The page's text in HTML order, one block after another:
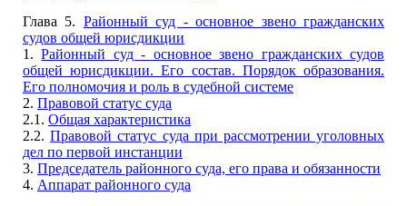
Глава 5. Районный суд - основное звено гражданских
судов общей юрисдикции
1.Районный суд - основное звено гражданских судов
общей юрисдикции. Его состав. Порядок образования.
Его полномочия и роль в судебной системе
2. Правовой статус суда
2.1. Общая характеристика
2.2.Правовой статус суда при рассмотрении уголовных
дел по первой инстанции
3. Председатель районного суда, его права и обязанности
4. Аппарат районного суда